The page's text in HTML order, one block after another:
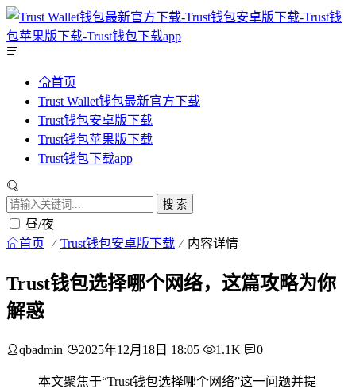
首页
Trust Wallet钱包最新官方下载
Trust钱包安卓版下载
Trust钱包苹果版下载
Trust钱包下载app
搜 索
昼/夜
首页 Trust钱包安卓版下载 内容详情
Trust钱包选择哪个网络，这篇攻略为你
解惑
qbadmin 2025年12月18日 18:05 1.1K 0
本文聚焦于“Trust钱包选择哪个网络”这一问题并提